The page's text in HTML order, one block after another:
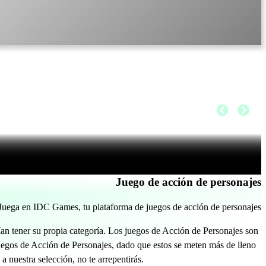
Juego de acción de personajes
en IDC Games, tu plataforma de juegos de acción de personajes
tener su propia categoría. Los juegos de Acción de Personajes son
de Acción de Personajes, dado que estos se meten más de lleno
nuestra selección, no te arrepentirás.